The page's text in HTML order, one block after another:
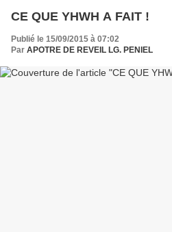
CE QUE YHWH A FAIT !
Publié le 15/09/2015 à 07:02
Par APOTRE DE REVEIL LG. PENIEL